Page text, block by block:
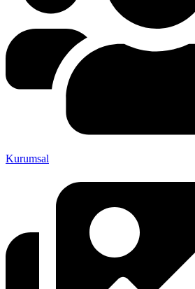
Kurumsal